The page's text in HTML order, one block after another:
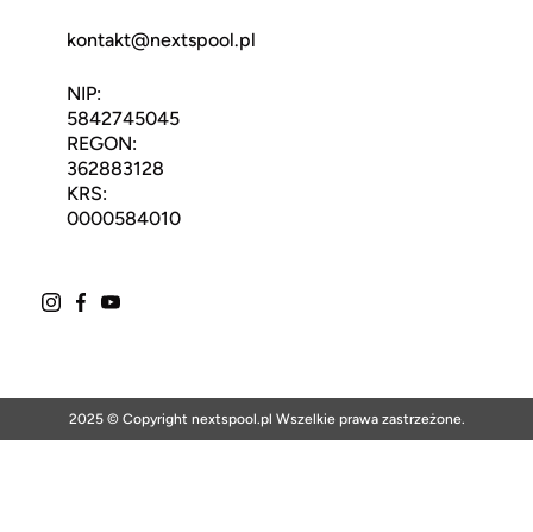
kontakt@nextspool.pl
NIP:
5842745045
REGON:
362883128
KRS:
0000584010